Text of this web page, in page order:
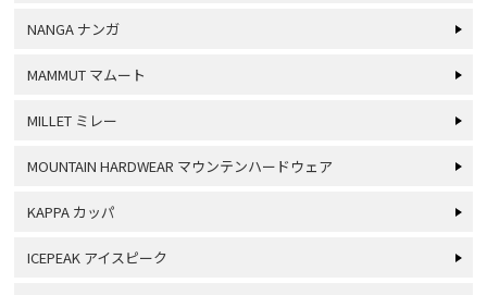
NANGA ナンガ
MAMMUT マムート
MILLET ミレー
MOUNTAIN HARDWEAR マウンテンハードウェア
KAPPA カッパ
ICEPEAK アイスピーク